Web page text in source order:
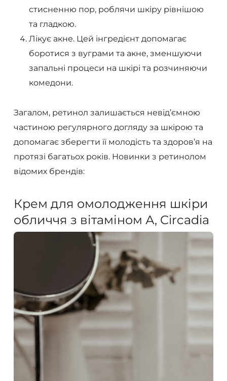
стисненню пор, роблячи шкіру рівнішою
та гладкою.
Лікує акне. Цей інгредієнт допомагає
боротися з вуграми та акне, зменшуючи
запальні процеси на шкірі та розчиняючи
комедони.
Загалом, ретинол залишається невід’ємною
частиною регулярного догляду за шкірою та
допомагає зберегти її молодість та здоров’я на
протязі багатьох років. Новинки з ретинолом
відомих брендів:
Крем для омолодження шкіри
обличчя з вітаміном А, Circadia